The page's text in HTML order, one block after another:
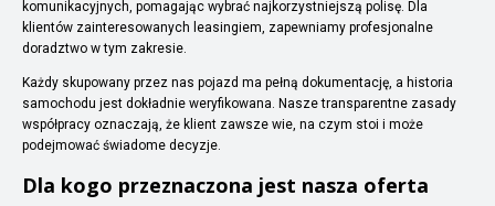
komunikacyjnych, pomagając wybrać najkorzystniejszą polisę. Dla
klientów zainteresowanych leasingiem, zapewniamy profesjonalne
doradztwo w tym zakresie.
Każdy skupowany przez nas pojazd ma pełną dokumentację, a historia
samochodu jest dokładnie weryfikowana. Nasze transparentne zasady
współpracy oznaczają, że klient zawsze wie, na czym stoi i może
podejmować świadome decyzje.
Dla kogo przeznaczona jest nasza oferta